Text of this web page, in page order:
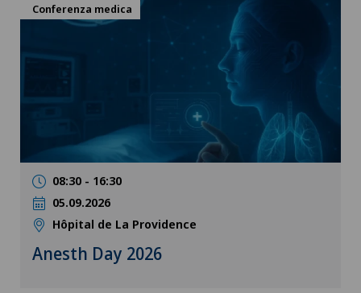
Conferenza medica
08:30 - 16:30
05.09.2026
Hôpital de La Providence
Anesth Day 2026